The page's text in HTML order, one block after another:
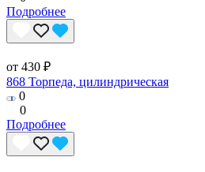
Подробнее
от 430 ₽
868 Торпеда, цилиндрическая
0
0
Подробнее